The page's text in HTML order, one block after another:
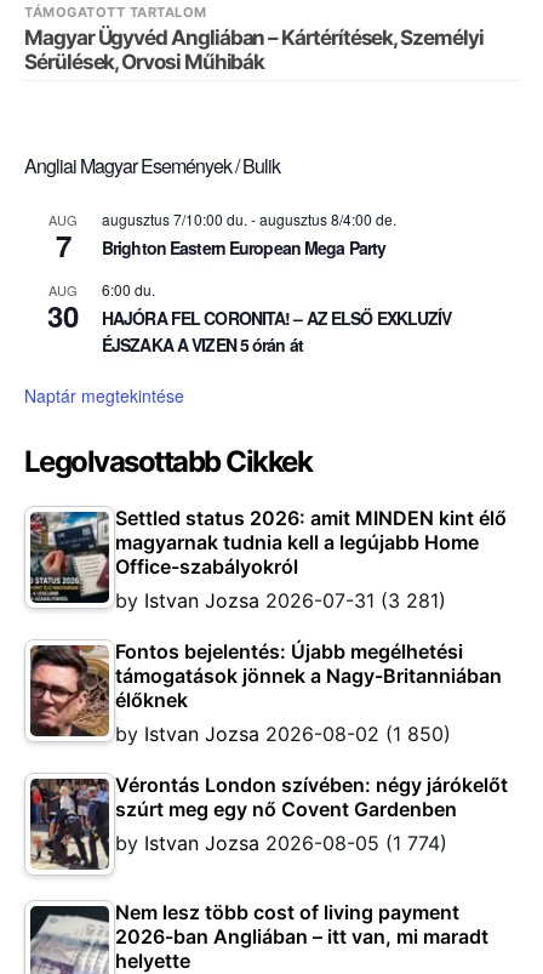
TÁMOGATOTT TARTALOM
Magyar Ügyvéd Angliában – Kártérítések, Személyi
Sérülések, Orvosi Műhibák
Angliai Magyar Események / Bulik
AUG
7
augusztus 7/10:00 du. -augusztus 8/4:00 de.
Brighton Eastern European Mega Party
AUG
30
6:00 du.
HAJÓRA FEL CORONITA! – AZ ELSŐ EXKLUZÍV
ÉJSZAKA A VIZEN 5 órán át
Naptár megtekintése
Legolvasottabb Cikkek
Settled status 2026: amit MINDEN kint élő
magyarnak tudnia kell a legújabb Home
Office-szabályokról
by Istvan Jozsa 2026-07-31 (3 281)
Fontos bejelentés: Újabb megélhetési
támogatások jönnek a Nagy-Britanniában
élőknek
by Istvan Jozsa 2026-08-02 (1 850)
Vérontás London szívében: négy járókelőt
szúrt meg egy nő Covent Gardenben
by Istvan Jozsa 2026-08-05 (1 774)
Nem lesz több cost of living payment
2026-ban Angliában – itt van, mi maradt
helyette